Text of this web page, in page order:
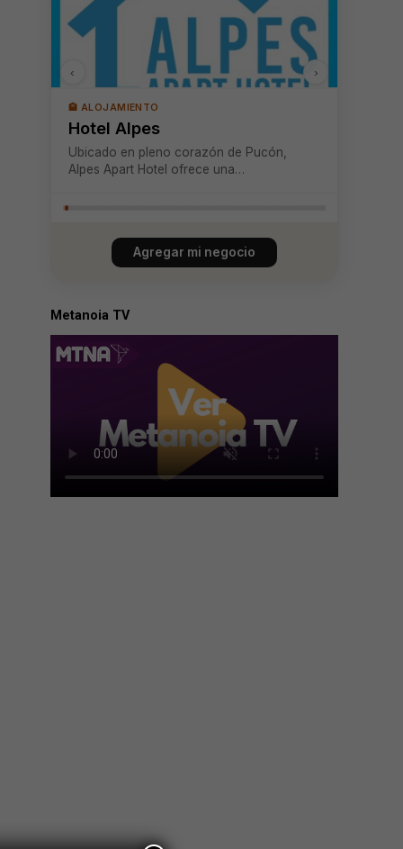
🏨 ALOJAMIENTO
Hotel Alpes
Ubicado en pleno corazón de Pucón,
Alpes Apart Hotel ofrece una
la ciudad. Pensado especialmente para la
familia, se distingue p...
‹ ›
Agregar mi negocio
Metanoia TV